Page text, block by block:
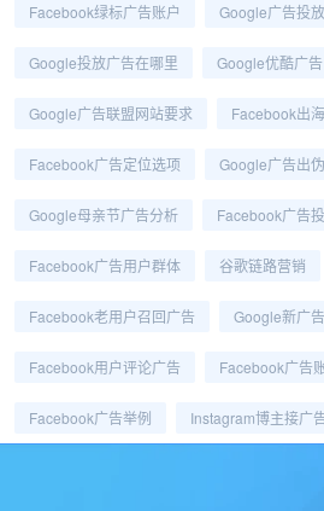
Facebook绿标广告账户 Google广告投
Google投放广告在哪里 Google优酷广告
Google广告联盟网站要求 Facebook出
Facebook广告定位选项 Google广告出
Google母亲节广告分析 Facebook广告
Facebook广告用户群体 谷歌链路营销
Facebook老用户召回广告 Google新广告
Facebook用户评论广告 Facebook广告
Facebook广告举例 Instagram博主接广